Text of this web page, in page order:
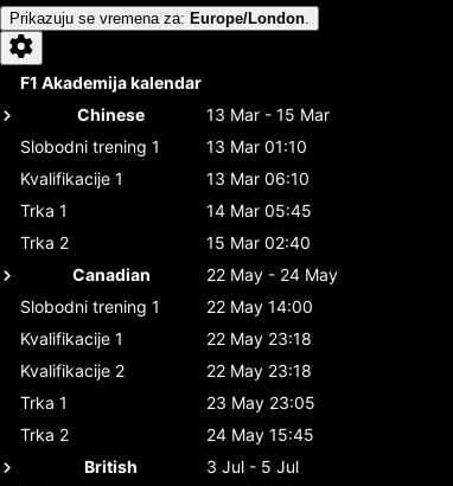
Prikazuju se vremena za: Europe/London
F1 Akademija kalendar
Chinese
13 Mar - 15 Mar
Slobodni trening 1
13 Mar 01:10
Kvalifikacije 1
13 Mar 06:10
Trka 1
14 Mar 05:45
Trka 2
15 Mar 02:40
Canadian
22 May - 24 May
Slobodni trening 1
22 May 14:00
Kvalifikacije 1
22 May 23:18
Kvalifikacije 2
22 May 23:18
Trka 1
23 May 23:05
Trka 2
24 May 15:45
British
3 Jul - 5 Jul